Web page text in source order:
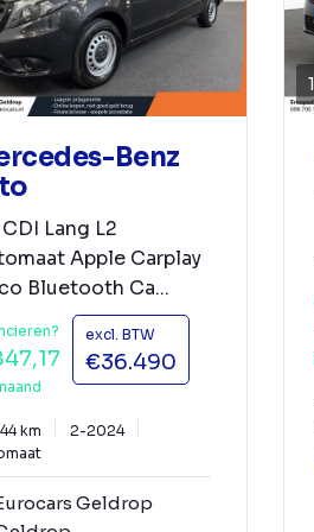
Benz
CDI Lang L2
Apple Carplay
Bluetooth Ca...
excl. BTW
€36.490
km
2-2024
Geldrop
1